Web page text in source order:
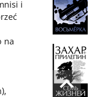
i
na